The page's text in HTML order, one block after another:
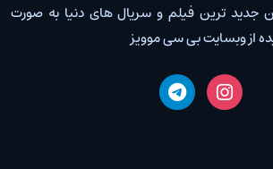
جدید ترین فیلم و سریال های دنیا به صورت
از وبسایت بی سی موویز